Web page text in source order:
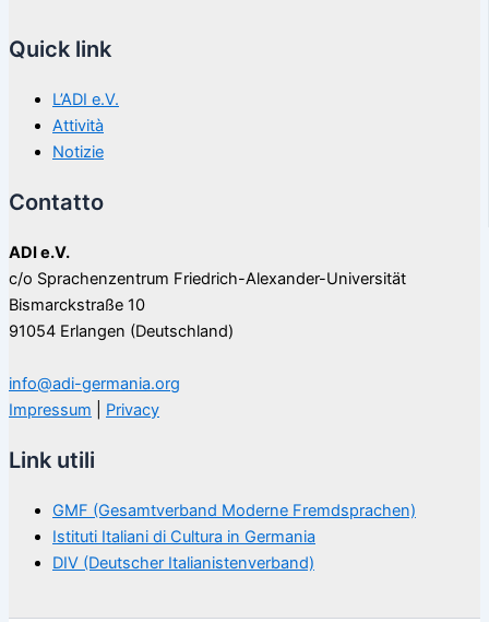
Quick link
L’ADI e.V.
Attività
Notizie
Contatto
ADI e.V.
c/o Sprachenzentrum Friedrich-Alexander-Universität
Bismarckstraße 10
91054 Erlangen (Deutschland)
info@adi-germania.org
Impressum
Privacy
Link utili
GMF (Gesamtverband Moderne Fremdsprachen)
Istituti Italiani di Cultura in Germania
DIV (Deutscher Italianistenverband)